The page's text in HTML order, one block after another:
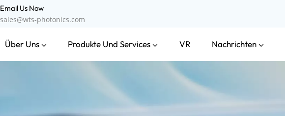
Email Us Now
sales@wts-photonics.com
Über Uns Produkte Und Services VR Nachrichten